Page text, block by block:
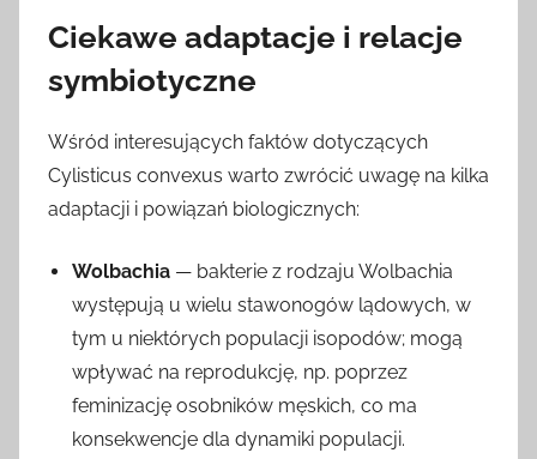
Ciekawe adaptacje i relacje
symbiotyczne
Wśród interesujących faktów dotyczących
Cylisticus convexus warto zwrócić uwagę na kilka
adaptacji i powiązań biologicznych:
Wolbachia — bakterie z rodzaju Wolbachia
występują u wielu stawonogów lądowych, w
tym u niektórych populacji isopodów; mogą
wpływać na reprodukcję, np. poprzez
feminizację osobników męskich, co ma
konsekwencje dla dynamiki populacji.